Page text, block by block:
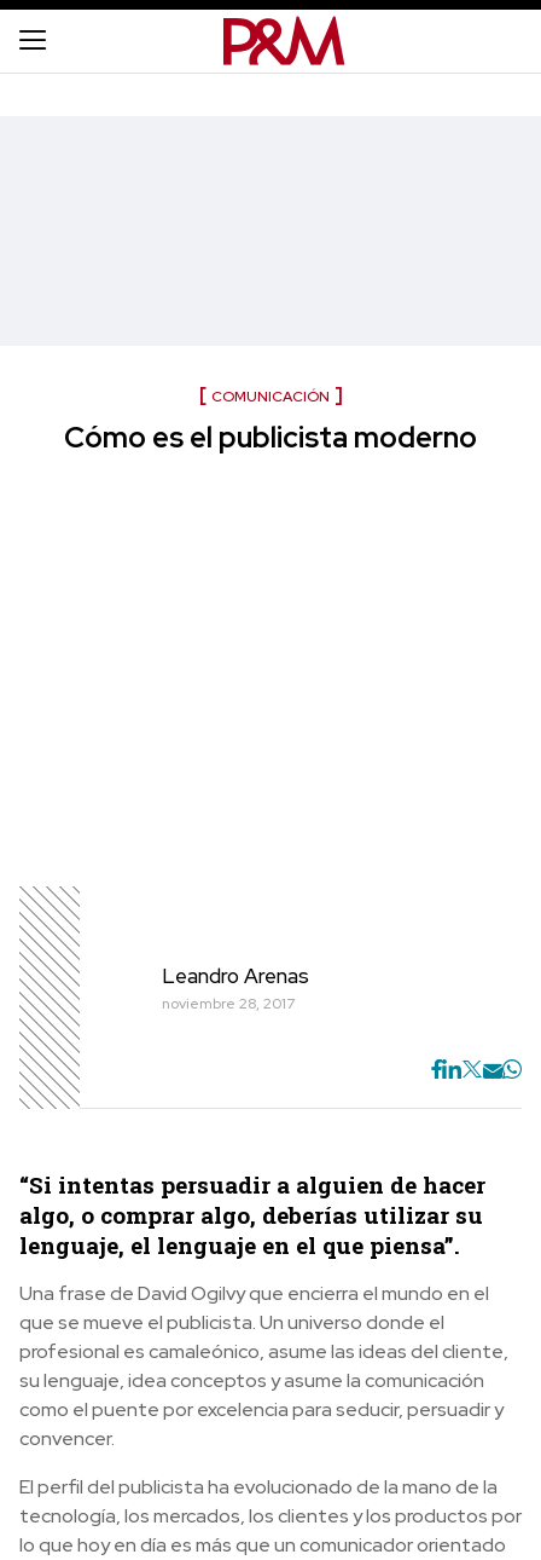
COMUNICACIÓN
Cómo es el publicista moderno
Leandro Arenas
noviembre 28, 2017
“Si intentas persuadir a alguien de hacer
algo, o comprar algo, deberías utilizar su
lenguaje, el lenguaje en el que piensa”.
Una frase de David Ogilvy que encierra el mundo en el
que se mueve el publicista. Un universo donde el
profesional es camaleónico, asume las ideas del cliente,
su lenguaje, idea conceptos y asume la comunicación
como el puente por excelencia para seducir, persuadir y
convencer.
El perfil del publicista ha evolucionado de la mano de la
tecnología, los mercados, los clientes y los productos por
lo que hoy en día es más que un comunicador orientado